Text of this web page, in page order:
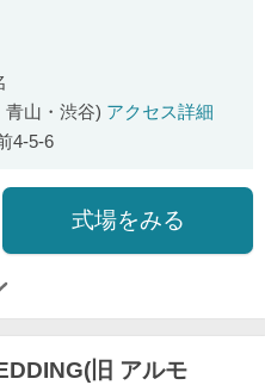
評価
青山・渋谷) アクセス詳細
4-5-6
式場をみる
旧 アルモ